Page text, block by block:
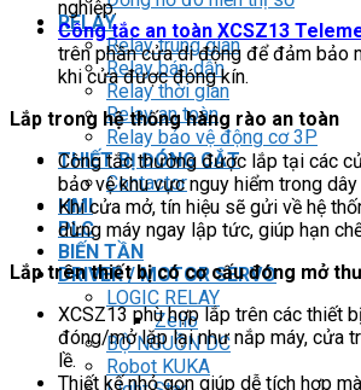
RELAY
Relay trung gian
Relay bán dẫn
Relay thời gian
Relay an toàn
Relay bảo vệ động cơ 3P
THIẾT BỊ ĐÓNG CẮT
Contactor
HMI
PLC
BIẾN TẦN
DRIVER / MOTOR SERVO
LOGIC RELAY
Zelio
BỘ NGUỒN DC
Robot KUKA
nghiệp.
Công tắc an toàn XCSZ13
trên phần cửa di động để đảm bảo
khi cửa được đóng kín.
Lắp trong hệ thống hàng rào an toàn
Công tắc thường được lắp tại các
bảo vệ khu vực nguy hiểm trong
Khi cửa mở, tín hiệu sẽ gửi về hệ
dừng máy ngay lập tức, giúp hạn
Lắp trên thiết bị có cơ cấu đóng mở
XCSZ13 phù hợp lắp trên các thiết
đóng/mở lặp lại như nắp máy, cửa
lề.
Thiết kế nhỏ gọn giúp dễ tích hợp